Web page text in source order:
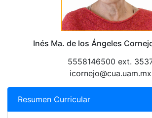
Inés Ma. de los Ángeles
5558146500 ext.
icornejo@cua.uam.mx
Resumen Curricular